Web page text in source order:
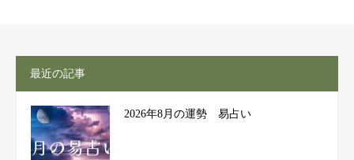
最近の記事
2026年8月の運勢 易占い